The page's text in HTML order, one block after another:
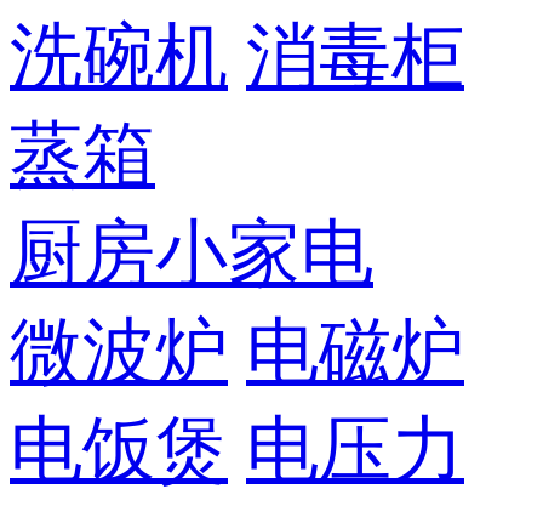
洗碗机 消毒柜
蒸箱
厨房小家电
微波炉 电磁炉
电饭煲 电压力